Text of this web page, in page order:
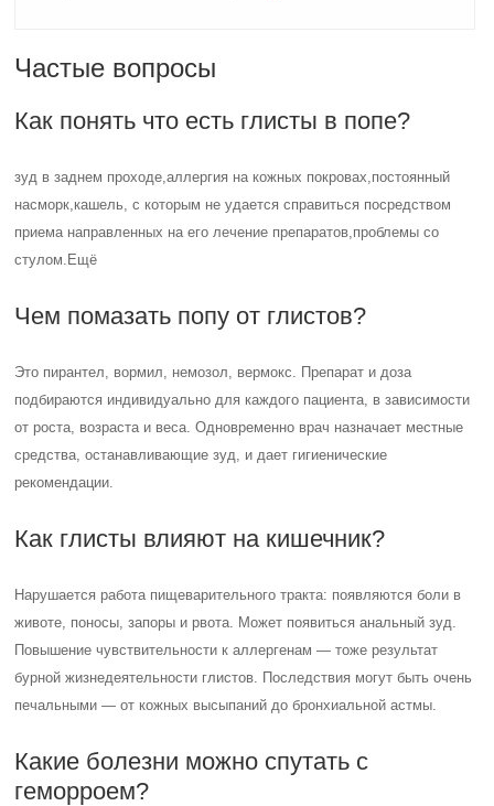
Частые вопросы
Как понять что есть глисты в попе?
зуд в заднем проходе,аллергия на кожных покровах,постоянный
насморк,кашель, с которым не удается справиться посредством
приема направленных на его лечение препаратов,проблемы со
стулом.Ещё
Чем помазать попу от глистов?
Это пирантел, вормил, немозол, вермокс. Препарат и доза
подбираются индивидуально для каждого пациента, в зависимости
от роста, возраста и веса. Одновременно врач назначает местные
средства, останавливающие зуд, и дает гигиенические
рекомендации.
Как глисты влияют на кишечник?
Нарушается работа пищеварительного тракта: появляются боли в
животе, поносы, запоры и рвота. Может появиться анальный зуд.
Повышение чувствительности к аллергенам — тоже результат
бурной жизнедеятельности глистов. Последствия могут быть очень
печальными — от кожных высыпаний до бронхиальной астмы.
Какие болезни можно спутать с
геморроем?